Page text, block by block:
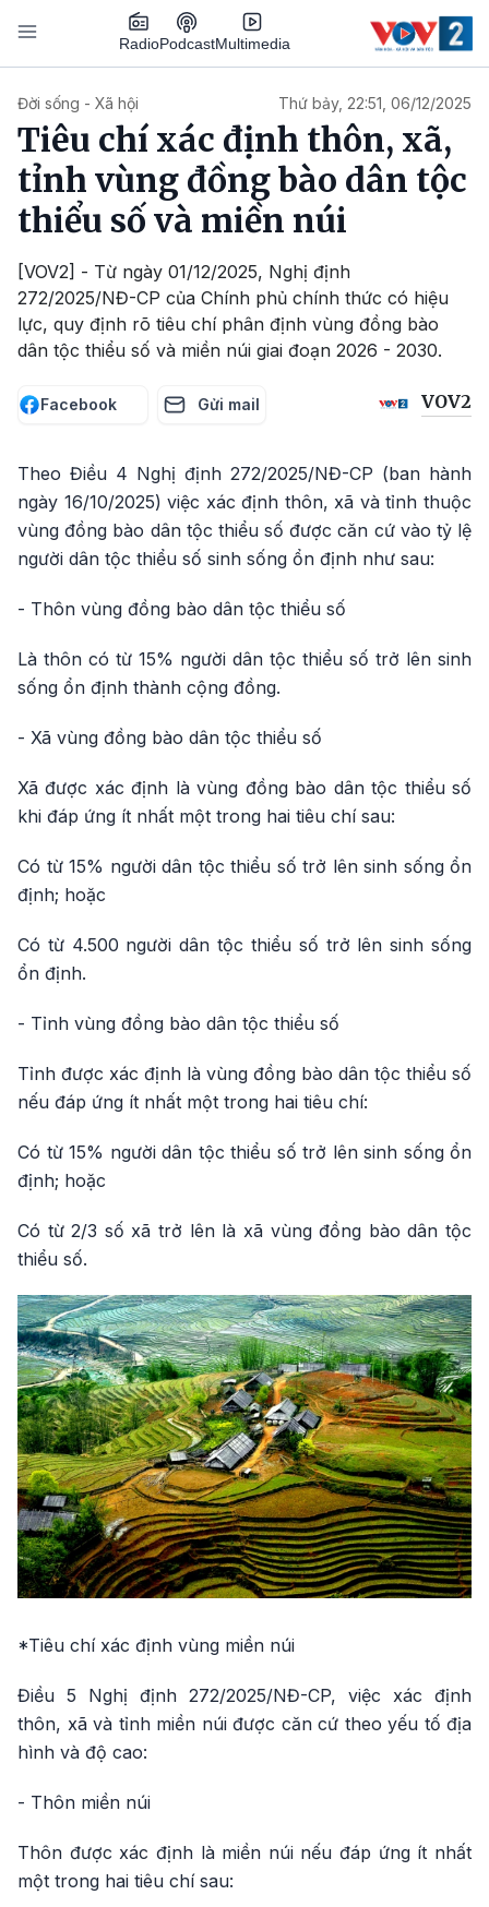
Nhảy đến nội dung
RadioPodcastMultimedia
Đời sống - Xã hội Thứ bảy, 22:51, 06/12/2025
Tiêu chí xác định thôn, xã,
tỉnh vùng đồng bào dân tộc
thiểu số và miền núi
[VOV2] - Từ ngày 01/12/2025, Nghị định
272/2025/NĐ-CP của Chính phủ chính thức có hiệu
lực, quy định rõ tiêu chí phân định vùng đồng bào
dân tộc thiểu số và miền núi giai đoạn 2026 - 2030.
Facebook Gửi mail VOV2
Theo Điều 4 Nghị định 272/2025/NĐ-CP (ban hành
ngày 16/10/2025) việc xác định thôn, xã và tỉnh thuộc
vùng đồng bào dân tộc thiểu số được căn cứ vào tỷ lệ
người dân tộc thiểu số sinh sống ổn định như sau:
- Thôn vùng đồng bào dân tộc thiểu số
Là thôn có từ 15% người dân tộc thiểu số trở lên sinh
sống ổn định thành cộng đồng.
- Xã vùng đồng bào dân tộc thiểu số
Xã được xác định là vùng đồng bào dân tộc thiểu số
khi đáp ứng ít nhất một trong hai tiêu chí sau:
Có từ 15% người dân tộc thiểu số trở lên sinh sống ổn
định; hoặc
Có từ 4.500 người dân tộc thiểu số trở lên sinh sống
ổn định.
- Tỉnh vùng đồng bào dân tộc thiểu số
Tỉnh được xác định là vùng đồng bào dân tộc thiểu số
nếu đáp ứng ít nhất một trong hai tiêu chí:
Có từ 15% người dân tộc thiểu số trở lên sinh sống ổn
định; hoặc
Có từ 2/3 số xã trở lên là xã vùng đồng bào dân tộc
thiểu số.
*Tiêu chí xác định vùng miền núi
Điều 5 Nghị định 272/2025/NĐ-CP, việc xác định
thôn, xã và tỉnh miền núi được căn cứ theo yếu tố địa
hình và độ cao:
- Thôn miền núi
Thôn được xác định là miền núi nếu đáp ứng ít nhất
một trong hai tiêu chí sau: